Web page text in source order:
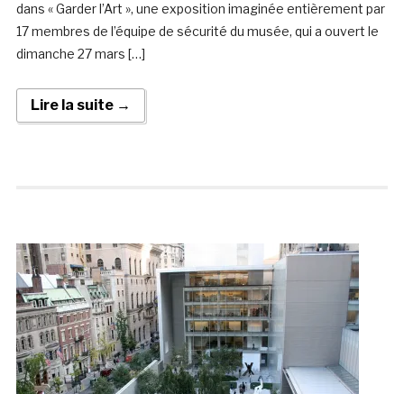
dans « Garder l’Art », une exposition imaginée entièrement par
17 membres de l’équipe de sécurité du musée, qui a ouvert le
dimanche 27 mars […]
Lire la suite →